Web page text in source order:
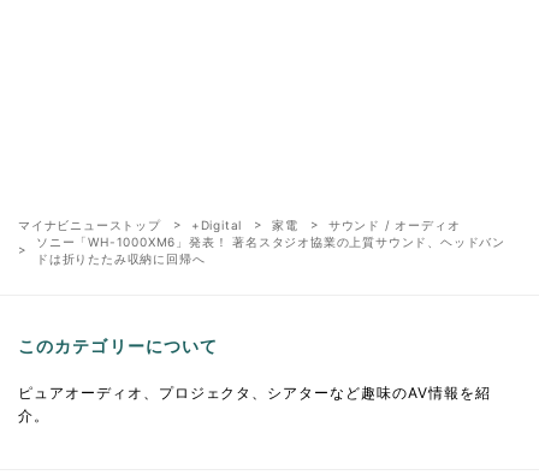
マイナビニューストップ +Digital 家電
サウンド / オーディオ
ソニー「WH-1000XM6」発表！ 著名スタジオ協業の上質サウンド、ヘッドバン
ドは折りたたみ収納に回帰へ
このカテゴリーについて
ピュアオーディオ、プロジェクタ、シアターなど趣味のAV情報を紹
介。